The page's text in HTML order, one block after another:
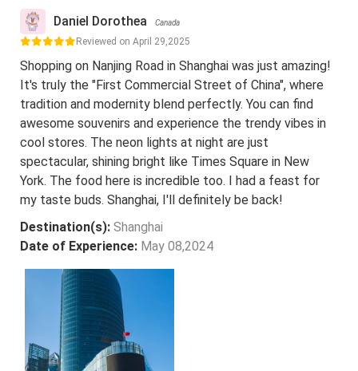
Daniel Dorothea Canada
Reviewed on April 29,2025
Shopping on Nanjing Road in Shanghai was just amazing!
It's truly the "First Commercial Street of China", where
tradition and modernity blend perfectly. You can find
awesome souvenirs and experience the trendy vibes in
cool stores. The neon lights at night are just
spectacular, shining bright like Times Square in New
York. The food here is incredible too. I had a feast for
my taste buds. Shanghai, I'll definitely be back!
Destination(s): Shanghai
Date of Experience: May 08,2024